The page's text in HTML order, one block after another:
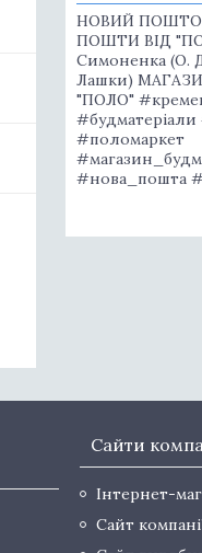
НОВИЙ
ПОШТИ ВІД
Симоненка (О.
Лашки)
"ПОЛО"
#поломаркет
#нова_пошта
Сайти
Інтернет-
Сайт